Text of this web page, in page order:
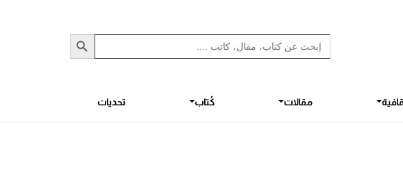
Search
for:
Search Button
مقالات كُتاب تحديات